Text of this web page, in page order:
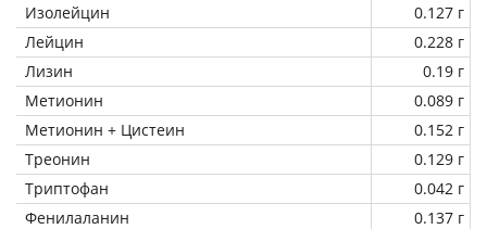
Изолейцин
0.127 г
Лейцин
0.228 г
Лизин
0.19 г
Метионин
0.089 г
Метионин + Цистеин
0.152 г
Треонин
0.129 г
Триптофан
0.042 г
Фенилаланин
0.137 г